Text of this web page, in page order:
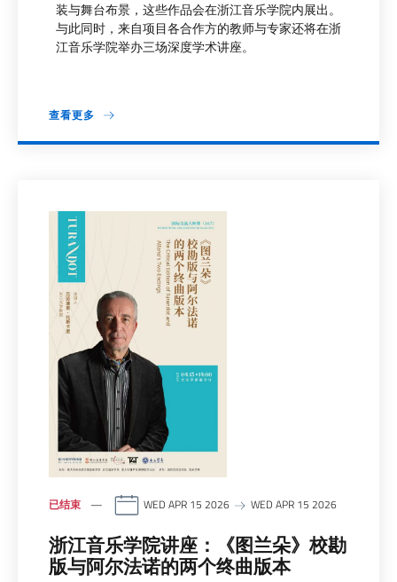
装与舞台布景，这些作品会在浙江音乐学院内展出。
与此同时，来自项目各合作方的教师与专家还将在浙
江音乐学院举办三场深度学术讲座。
查看更多
已结束 WED APR 15 2026 WED APR 15 2026
浙江音乐学院讲座：《图兰朵》校勘
版与阿尔法诺的两个终曲版本